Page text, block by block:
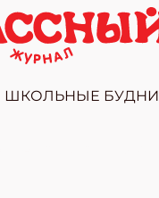
ШКОЛЬНЫЕ БУДНИ